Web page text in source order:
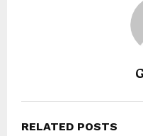
RELATED POSTS